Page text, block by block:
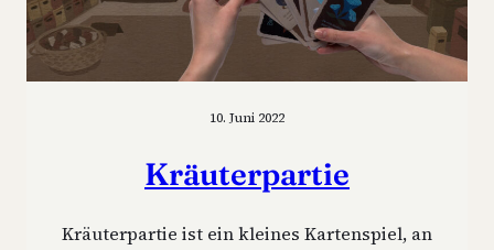
10. Juni 2022
Kräu­ter­par­tie
Kräu­ter­par­tie ist ein klei­nes Kar­ten­spiel, an